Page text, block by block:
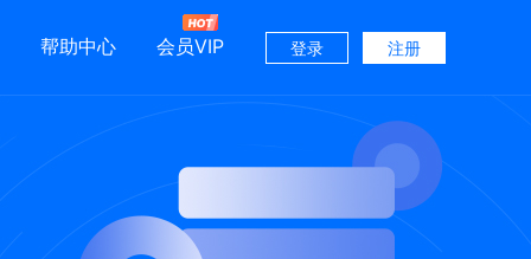
帮助中心 会员VIP 登录 注册